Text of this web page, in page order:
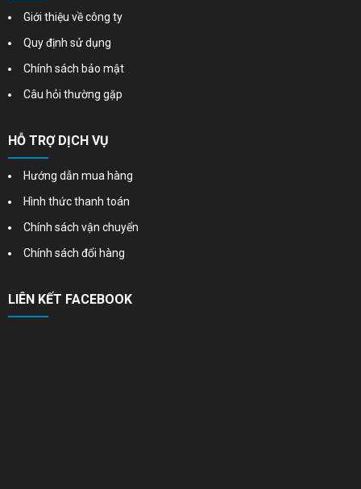
Giới thiệu về công ty
Quy định sử dụng
Chính sách bảo mật
Câu hỏi thường gặp
HỖ TRỢ DỊCH VỤ
Hướng dẫn mua hàng
Hình thức thanh toán
Chính sách vận chuyển
Chính sách đổi hàng
LIÊN KẾT FACEBOOK